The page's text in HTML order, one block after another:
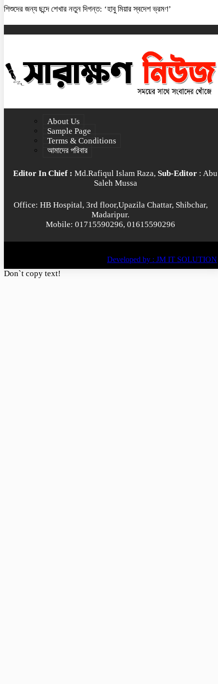
শিশুদের জন্য ছন্দে শেখার নতুন দিগন্ত: ‘হাবু মিয়ার স্বদেশ ভ্রমণ’
About Us
Sample Page
Terms & Conditions
আমাদের পরিবার
Editor In Chief : Md.Rafiqul Islam Raza, Sub-Editor : Abu
Saleh Mussa
Office: HB Hospital, 3rd floor,Upazila Chattar, Shibchar,
Madaripur.
Mobile: 01715590296, 01615590296
Developed by : JM IT SOLUTION
Don`t copy text!